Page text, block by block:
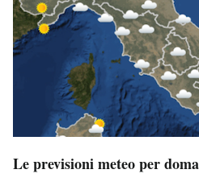
Le previsioni meteo per